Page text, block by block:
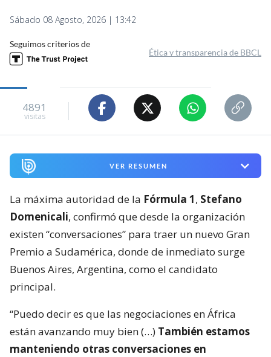
Sábado 08 Agosto, 2026 | 13:42
Seguimos criterios de
Ética y transparencia de BBCL
4891
visitas
VER RESUMEN
La máxima autoridad de la Fórmula 1, Stefano
Domenicali, confirmó que desde la organización
existen “conversaciones” para traer un nuevo Gran
Premio a Sudamérica, donde de inmediato surge
Buenos Aires, Argentina, como el candidato
principal.
“Puedo decir es que las negociaciones en África
están avanzando muy bien (…) También estamos
manteniendo otras conversaciones en